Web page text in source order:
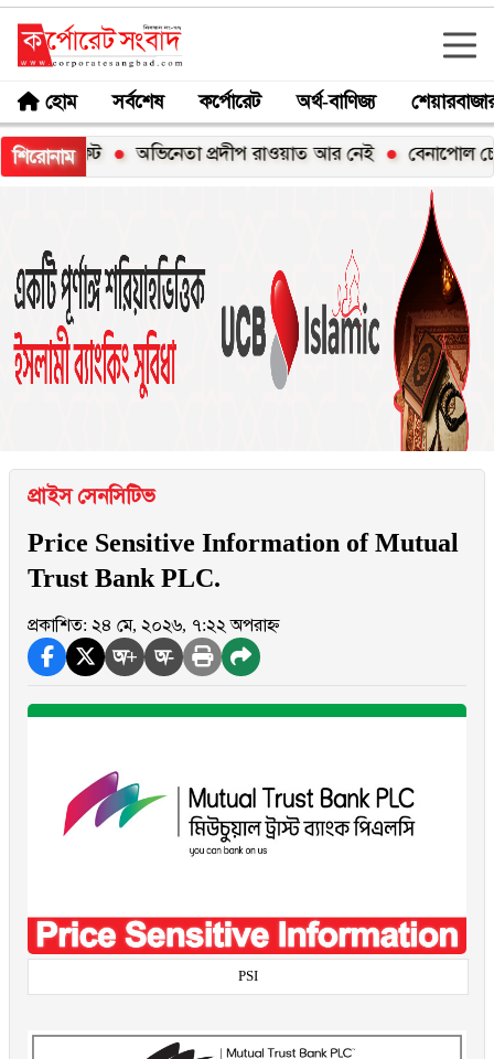
হোম সর্বশেষ কর্পোরেট অর্থ-বাণিজ্য
শিরোনামঅভিনেতা প্রদীপ রাওয়াত আর নেই বেনাপোল চেকপোস্টে
প্রাইস সেনসিটিভ
Price Sensitive Information of Mutual
Trust Bank PLC.
প্রকাশিত: ২৪ মে, ২০২৬, ৭:২২ অপরাহ্ন
অ+ অ-
PSI